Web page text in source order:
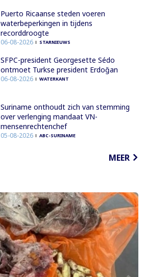
Puerto Ricaanse steden voeren
waterbeperkingen in tijdens
recorddroogte
06-08-2026 STARNIEUWS
SFPC-president Georgesette Sédo
ontmoet Turkse president Erdoğan
06-08-2026 WATERKANT
Suriname onthoudt zich van stemming
over verlenging mandaat VN-
mensenrechtenchef
05-08-2026 ABC-SURINAME
MEER